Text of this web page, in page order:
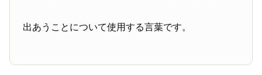
出あうことについて使用する言葉です。